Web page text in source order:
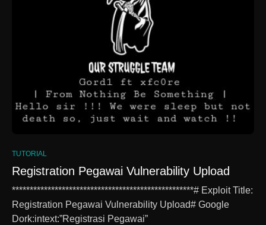
TUTORIAL
Registration Pegawai Vulnerability Upload
***************************************************# Exploit Title:
Registration Pegawai Vulnerability Upload# Google
Dork:intext:”Registrasi Pegawai”